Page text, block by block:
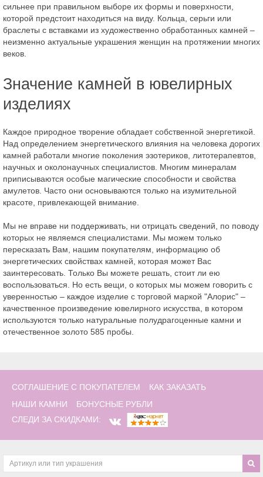
сильнее при правильном выборе их формы и поверхности,
которой предстоит находиться на виду. Кольца, серьги или
браслеты с вставками из художественно обработанных камней –
неизменно актуальные украшения женщин на протяжении многих
веков.
Значение камней в ювелирных
изделиях
Каждое природное творение обладает собственной энергетикой.
Над определением энергетического влияния на человека дорогих
камней работали многие поколения эзотериков, литотерапевтов,
научных и околонаучных специалистов. Многим минералам
приписываются особые магические способности и свойства
амулетов. Часто они основываются только на изумительной
красоте, привлекающей внимание.
Мы не вправе ни поддерживать, ни отрицать сведений, по поводу
которых не являемся специалистами. Мы можем только
пересказать Вам, нашим покупателям, информацию об
энергетических свойствах камней, которая может Вас
заинтересовать. Только Вы можете решать, стоит ли ею
воспользоваться. Но есть вещи, о которых мы можем говорить с
уверенностью – каждое изделие с торговой маркой "Алорис" –
качественное произведение ювелирного искусства, в котором
используются только натуральные полудрагоценные камни и
отечественное золото 585 пробы.
СОГЛАШЕНИЕ С ПОКУПАТЕЛЕМ
КАК ЗАКАЗАТЬ
НАШИ КАМНИ
БОНУСНЫЕ РУБЛИ
СЛЕДИ ЗА СКИДКАМИ: